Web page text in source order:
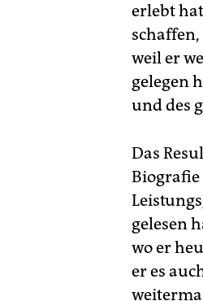
erlebt
weil er
gelegen
und des
Das
Biografie
gelesen
wo er
er es